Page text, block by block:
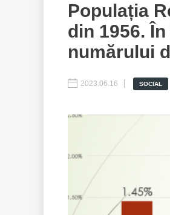
Populația
din 1956.
numărului
2023.06.16 SOCIAL